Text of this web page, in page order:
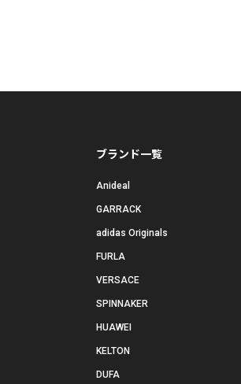
ブランド一覧
Anideal
GARRACK
adidas Originals
FURLA
VERSACE
SPINNAKER
HUAWEI
KELTON
DUFA